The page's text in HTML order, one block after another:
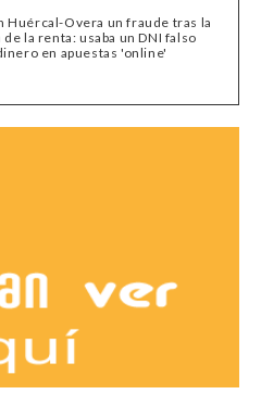
Huércal-Overa un fraude tras la
la renta: usaba un DNI falso
en apuestas 'online'